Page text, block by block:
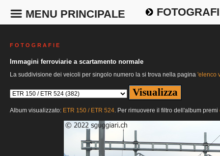
MENU PRINCIPALE
F O T O G R A F I E
Immagini ferroviarie a scartamento normale
La suddivisione dei veicoli per singolo numero la si trova nella pagina 'elenco
Album visualizzato: ETR 150 / ETR 524. Per rimuovere il filtro dell'album premi